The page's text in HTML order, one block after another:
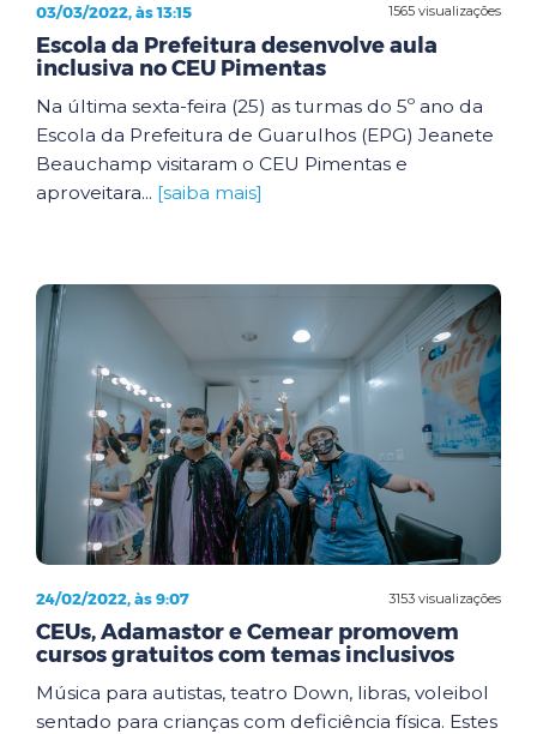
1565 visualizações
03/03/2022, às 13:15
Escola da Prefeitura desenvolve aula
inclusiva no CEU Pimentas
Na última sexta-feira (25) as turmas do 5º ano da
Escola da Prefeitura de Guarulhos (EPG) Jeanete
Beauchamp visitaram o CEU Pimentas e
aproveitara... [saiba mais]
3153 visualizações
24/02/2022, às 9:07
CEUs, Adamastor e Cemear promovem
cursos gratuitos com temas inclusivos
Música para autistas, teatro Down, libras, voleibol
sentado para crianças com deficiência física. Estes